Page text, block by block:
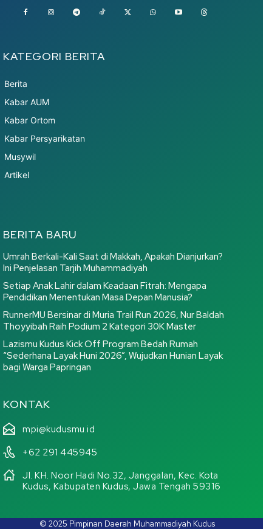
KATEGORI BERITA
Berita
Kabar AUM
Kabar Ortom
Kabar Persyarikatan
Musywil
Artikel
BERITA BARU
Umrah Berkali-Kali Saat di Makkah, Apakah Dianjurkan?
Ini Penjelasan Tarjih Muhammadiyah
Setiap Anak Lahir dalam Keadaan Fitrah: Mengapa
Pendidikan Menentukan Masa Depan Manusia?
RunnerMU Bersinar di Muria Trail Run 2026, Nur Baldah
Thoyyibah Raih Podium 2 Kategori 30K Master
Lazismu Kudus Kick Off Program Bedah Rumah
“Sederhana Layak Huni 2026”, Wujudkan Hunian Layak
bagi Warga Papringan
KONTAK
mpi@kudusmu.id
+62 291 445945
Jl. KH. Noor Hadi No.32, Janggalan, Kec. Kota
Kudus, Kabupaten Kudus, Jawa Tengah 59316
© 2025 Pimpinan Daerah Muhammadiyah Kudus